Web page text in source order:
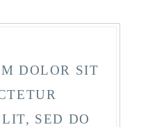
DOLOR SIT
SED DO